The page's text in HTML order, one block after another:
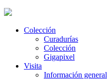
Colección
Curadurías
Colección
Gigapixel
Visita
Información general